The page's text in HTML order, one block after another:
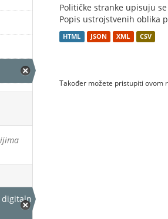
transformacije
Političke stranke upisuju
Popis ustrojstvenih oblika
HTML JSON XML CSV
Također možete pristupiti ovom